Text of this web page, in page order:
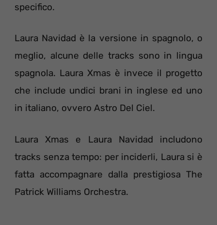
specifico.
Laura Navidad è la versione in spagnolo, o
meglio, alcune delle tracks sono in lingua
spagnola. Laura Xmas è invece il progetto
che include undici brani in inglese ed uno
in italiano, ovvero Astro Del Ciel.
Laura Xmas e Laura Navidad includono
tracks senza tempo: per inciderli, Laura si è
fatta accompagnare dalla prestigiosa The
Patrick Williams Orchestra.